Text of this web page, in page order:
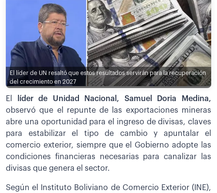
El líder de UN resaltó que estos resultados servirán para la recuperación
del crecimiento en 2027
El
líder de Unidad Nacional, Samuel Doria Medina,
observó que el repunte de las exportaciones mineras
abre una oportunidad para el ingreso de divisas, claves
para estabilizar el tipo de cambio y apuntalar el
comercio exterior, siempre que el Gobierno adopte las
condiciones financieras necesarias para canalizar las
divisas que genera el sector.
Según el Instituto Boliviano de Comercio Exterior (INE),